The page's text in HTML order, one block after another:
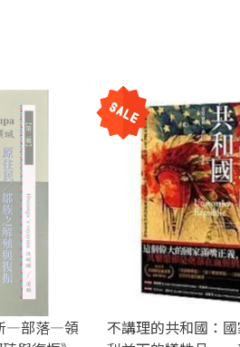
—部落—領
不講理的共和國：